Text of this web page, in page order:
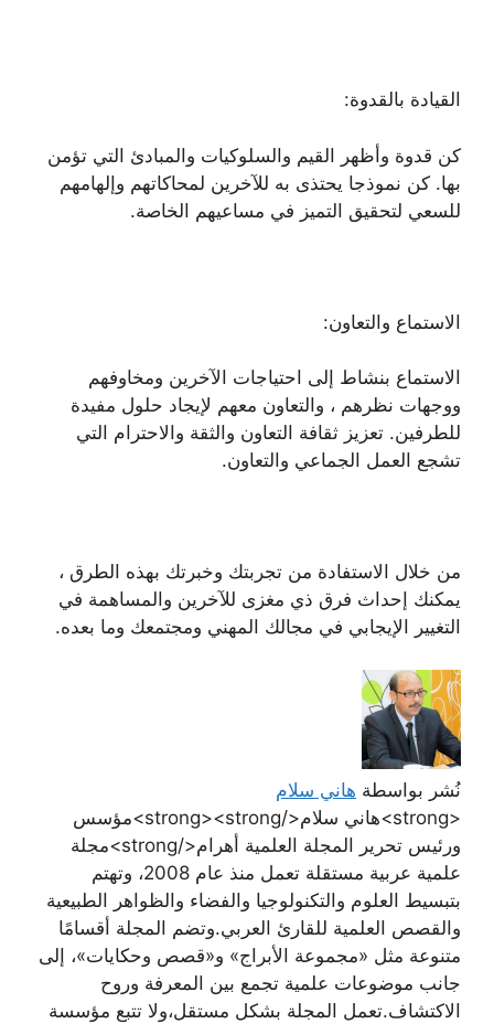
القيادة بالقدوة:
كن قدوة وأظهر القيم والسلوكيات والمبادئ التي تؤمن
بها. كن نموذجا يحتذى به للآخرين لمحاكاتهم وإلهامهم
للسعي لتحقيق التميز في مساعيهم الخاصة.
الاستماع والتعاون:
الاستماع بنشاط إلى احتياجات الآخرين ومخاوفهم
ووجهات نظرهم ، والتعاون معهم لإيجاد حلول مفيدة
للطرفين. تعزيز ثقافة التعاون والثقة والاحترام التي
تشجع العمل الجماعي والتعاون.
من خلال الاستفادة من تجربتك وخبرتك بهذه الطرق ،
يمكنك إحداث فرق ذي مغزى للآخرين والمساهمة في
التغيير الإيجابي في مجالك المهني ومجتمعك وما بعده.
نُشر بواسطة هاني سلام
<strong>هاني سلام</strong><strong>مؤسس
ورئيس تحرير المجلة العلمية أهرام</strong>مجلة
علمية عربية مستقلة تعمل منذ عام 2008، وتهتم
بتبسيط العلوم والتكنولوجيا والفضاء والظواهر الطبيعية
والقصص العلمية للقارئ العربي.وتضم المجلة أقسامًا
متنوعة مثل «مجموعة الأبراج» و«قصص وحكايات»، إلى
جانب موضوعات علمية تجمع بين المعرفة وروح
الاكتشاف.تعمل المجلة بشكل مستقل،ولا تتبع مؤسسة